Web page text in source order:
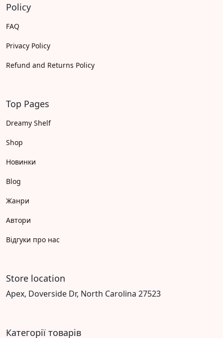
Policy
FAQ
Privacy Policy
Refund and Returns Policy
Top Pages
Dreamy Shelf
Shop
Новинки
Blog
Жанри
Автори
Відгуки про нас
Store location
Apex, Doverside Dr, North Carolina 27523
Категорії товарів